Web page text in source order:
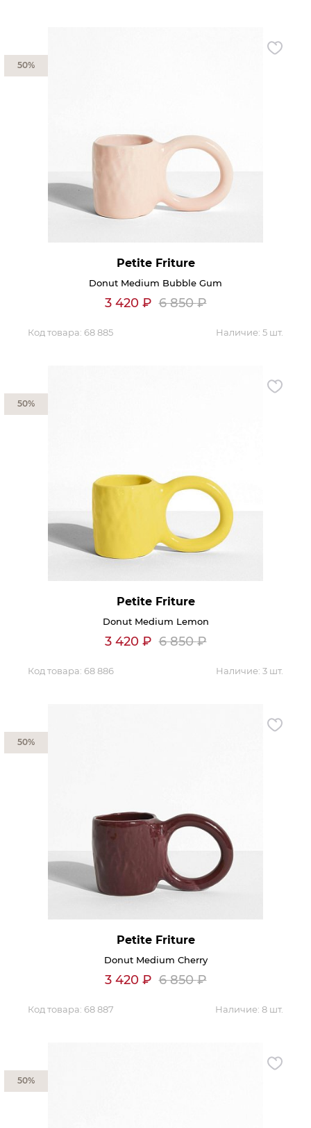
Petite Friture
Donut Medium Bubble Gum
3 420 ₽ 6 850₽
Код товара: 68 885 Наличие: 5 шт.
50%
Petite Friture
Donut Medium Lemon
3 420 ₽ 6 850₽
Код товара: 68 886 Наличие: 3 шт.
50%
Petite Friture
Donut Medium Cherry
3 420 ₽ 6 850₽
Код товара: 68 887 Наличие: 8 шт.
50%
50%